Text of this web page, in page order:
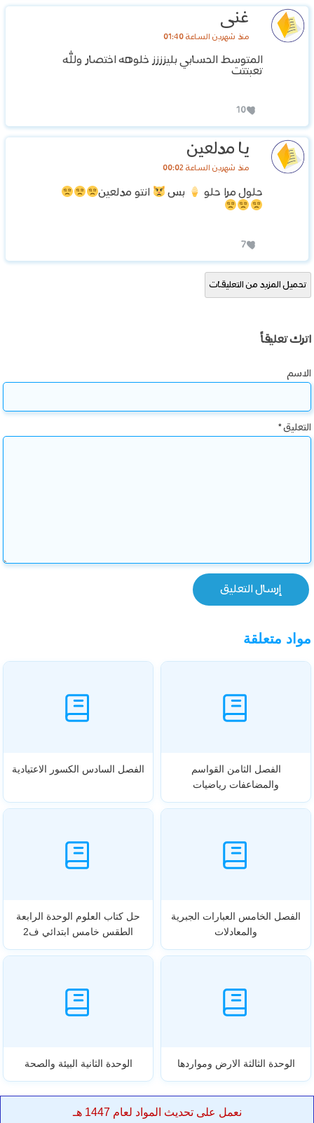
غنى
منذ شهرين الساعة 01:40
المتوسط الحسابي بليزززز خلوهه اختصار ولله
تعبتتت
10
يا مدلعين
منذ شهرين الساعة 00:02
حلول مرا حلو بس انتو مدلعين
7
تحميل المزيد من التعليقات
اترك تعليقاً
الاسم
التعليق*
مواد متعلقة
الفصل الثامن القواسم
والمضاعفات رياضيات
الفصل السادس الكسور الاعتيادية
الفصل الخامس العبارات الجبرية
والمعادلات
حل كتاب العلوم الوحدة الرابعة
الطقس خامس ابتدائي ف2
الوحدة الثالثة الارض ومواردها الوحدة الثانية البيئة والصحة
نعمل على تحديث المواد لعام 1447 هـ